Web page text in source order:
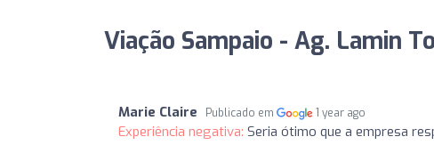
Viação Sampaio - Ag. Lamin
Marie Claire Publicado em 1 year ago
Experiência negativa: Seria ótimo que a empresa